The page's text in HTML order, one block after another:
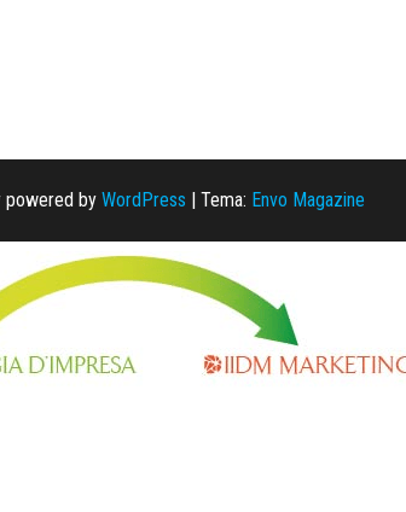
powered by WordPress | Tema: Envo Magazine